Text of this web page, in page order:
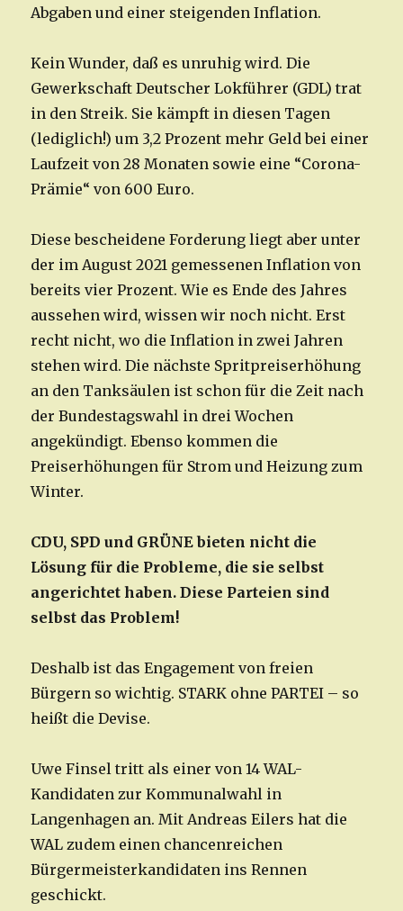
Abgaben und einer steigenden Inflation.
Kein Wunder, daß es unruhig wird. Die
Gewerkschaft Deutscher Lokführer (GDL) trat
in den Streik. Sie kämpft in diesen Tagen
(lediglich!) um 3,2 Prozent mehr Geld bei einer
Laufzeit von 28 Monaten sowie eine “Corona-
Prämie“ von 600 Euro.
Diese bescheidene Forderung liegt aber unter
der im August 2021 gemessenen Inflation von
bereits vier Prozent. Wie es Ende des Jahres
aussehen wird, wissen wir noch nicht. Erst
recht nicht, wo die Inflation in zwei Jahren
stehen wird. Die nächste Spritpreiserhöhung
an den Tanksäulen ist schon für die Zeit nach
der Bundestagswahl in drei Wochen
angekündigt. Ebenso kommen die
Preiserhöhungen für Strom und Heizung zum
Winter.
CDU, SPD und GRÜNE bieten nicht die
Lösung für die Probleme, die sie selbst
angerichtet haben. Diese Parteien sind
selbst das Problem!
Deshalb ist das Engagement von freien
Bürgern so wichtig. STARK ohne PARTEI – so
heißt die Devise.
Uwe Finsel tritt als einer von 14 WAL-
Kandidaten zur Kommunalwahl in
Langenhagen an. Mit Andreas Eilers hat die
WAL zudem einen chancenreichen
Bürgermeisterkandidaten ins Rennen
geschickt.